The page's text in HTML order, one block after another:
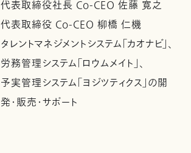
代表取締役社長 Co-CEO 佐藤 寛之
代表取締役 Co-CEO 柳橋 仁機
タレントマネジメントシステム「カオナビ」、
労務管理システム「ロウムメイト」、
予実管理システム「ヨジツティクス」の開
発・販売・サポート